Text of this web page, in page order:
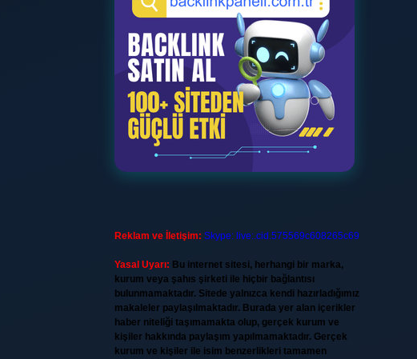
Reklam ve İletişim: Skype: live:.cid.575569c608265c69
Yasal Uyarı: Bu internet sitesi, herhangi bir marka,
kurum veya şahıs şirketi ile hiçbir bağlantısı
bulunmamaktadır. Sitede yalnızca kendi hazırladığımız
makaleler paylaşılmaktadır. Burada yer alan içerikler
haber niteliği taşımamakta olup, gerçek kurum ve
kişiler hakkında paylaşım yapılmamaktadır. Gerçek
kurum ve kişiler ile isim benzerlikleri tamamen